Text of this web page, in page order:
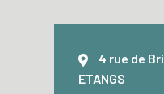
4 rue de
ETANGS